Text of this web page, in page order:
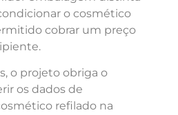
o cosmético
cobrar um preço
o projeto obriga o
os dados de
refilado na